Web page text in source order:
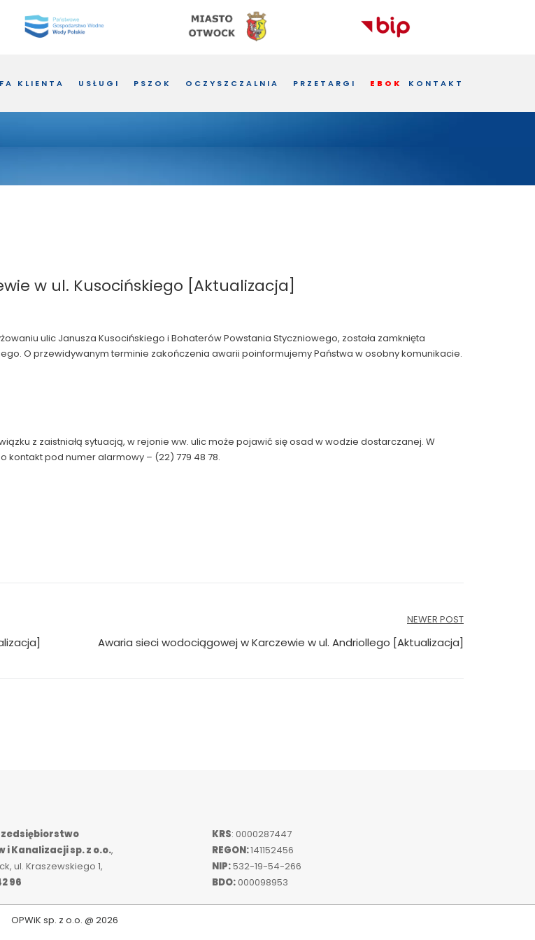
KLIENTA USŁUGI PSZOK OCZYSZCZALNIA PRZETARGI EBOK KONTAKT
w ul. Kusocińskiego [Aktualizacja]
ulic Janusza Kusocińskiego i Bohaterów Powstania Styczniowego, została zamknięta
O przewidywanym terminie zakończenia awarii poinformujemy Państwa w osobny komunikacie.
z zaistniałą sytuacją, w rejonie ww. ulic może pojawić się osad w wodzie dostarczanej. W
kontakt pod numer alarmowy – (22) 779 48 78.
NEWER POST
Awaria sieci wodociągowej w Karczewie w ul. Andriollego [Aktualizacja]
i Kanalizacji sp. z o.o.,
ul. Kraszewskiego 1,
96
KRS: 0000287447
REGON:141152456
NIP:532-19-54-266
BDO:000098953
OPWiK sp. z o.o. @ 2026